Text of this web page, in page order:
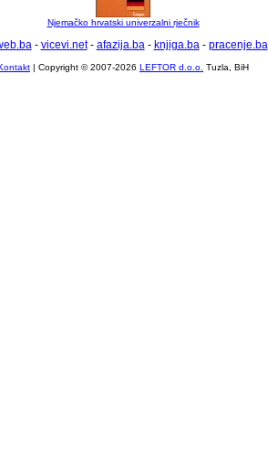
Njemačko hrvatski univerzalni rječnik
- vicevi.net- afazija.ba- knjiga.ba- pracenje.ba
| Copyright © 2007-2026 LEFTOR d.o.o. Tuzla, BiH